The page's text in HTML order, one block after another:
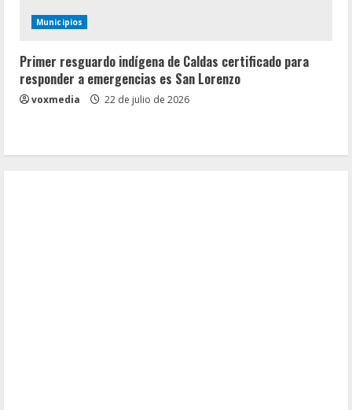
Municipios
Primer resguardo indígena de Caldas certificado para
responder a emergencias es San Lorenzo
voxmedia 22 de julio de 2026